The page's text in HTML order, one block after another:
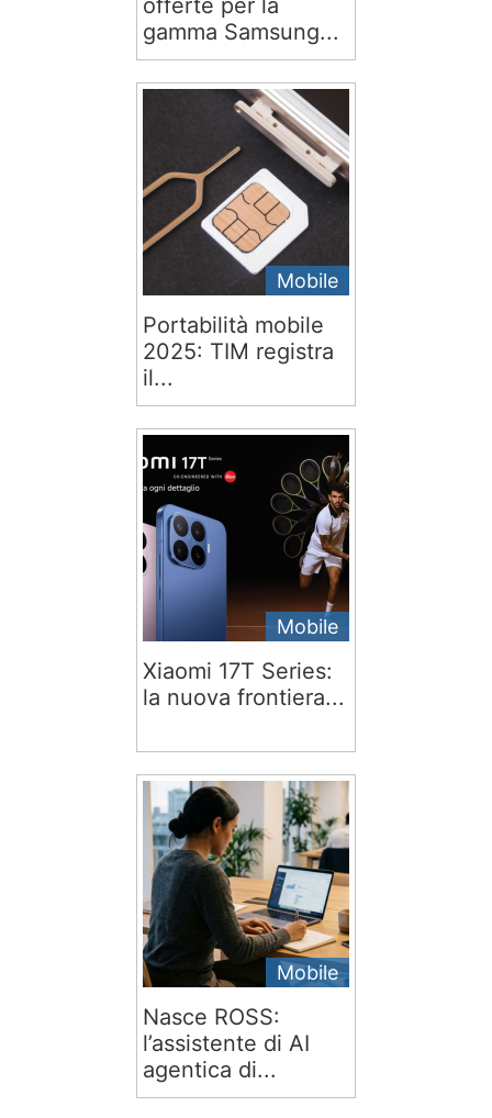
offerte per la
gamma Samsung...
Mobile
Portabilità mobile
2025: TIM registra
il...
Mobile
Xiaomi 17T Series:
la nuova frontiera...
Mobile
Nasce ROSS:
l’assistente di AI
agentica di...